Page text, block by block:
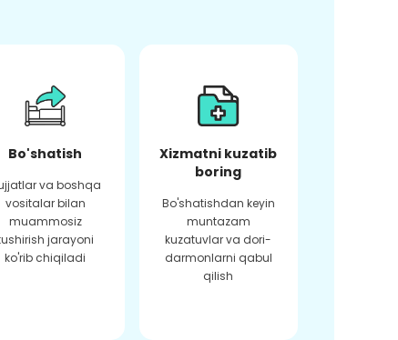
Bo'shatish
va boshqa
vositalar bilan
muammosiz
jarayoni
ko'rib chiqiladi
Xizmatni kuzatib
boring
Bo'shatishdan keyin
muntazam
kuzatuvlar va dori-
darmonlarni qabul
qilish